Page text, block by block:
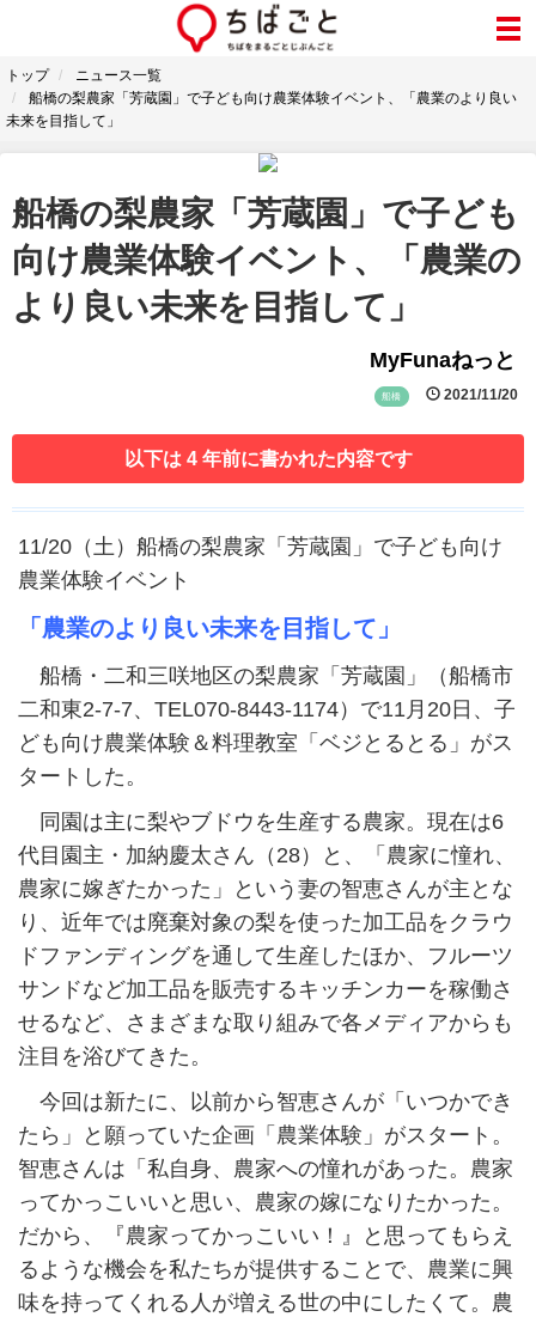
トップ
ニュース一覧
船橋の梨農家「芳蔵園」で子ども向け農業体験イベント、「農業のより良い
未来を目指して」
船橋の梨農家「芳蔵園」で子ども
向け農業体験イベント、「農業の
より良い未来を目指して」
MyFunaねっと
船橋 2021/11/20
以下は 4 年前に書かれた内容です
11/20（土）船橋の梨農家「芳蔵園」で子ども向け
農業体験イベント
「農業のより良い未来を目指して」
船橋・二和三咲地区の梨農家「芳蔵園」（船橋市
二和東2-7-7、TEL070-8443-1174）で11月20日、子
ども向け農業体験＆料理教室「ベジとるとる」がス
タートした。
同園は主に梨やブドウを生産する農家。現在は6
代目園主・加納慶太さん（28）と、「農家に憧れ、
農家に嫁ぎたかった」という妻の智恵さんが主とな
り、近年では廃棄対象の梨を使った加工品をクラウ
ドファンディングを通して生産したほか、フルーツ
サンドなど加工品を販売するキッチンカーを稼働さ
せるなど、さまざまな取り組みで各メディアからも
注目を浴びてきた。
今回は新たに、以前から智恵さんが「いつかでき
たら」と願っていた企画「農業体験」がスタート。
智恵さんは「私自身、農家への憧れがあった。農家
ってかっこいいと思い、農家の嫁になりたかった。
だから、『農家ってかっこいい！』と思ってもらえ
るような機会を私たちが提供することで、農業に興
味を持ってくれる人が増える世の中にしたくて。農